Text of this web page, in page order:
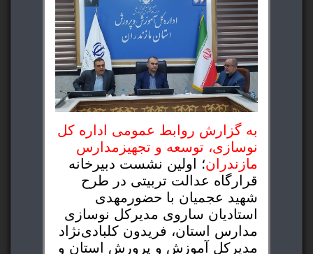
به گزارش روابط عمومی اداره کل
نوسازی، توسعه و تجهیزمدارس
مازندران؛ اولین نشست دبیرخانه
قرارگاه عدالت تربیتی در طرح
شهید عجمیان با حضورمهدی
استادیان ساروی مدیرکل نوسازی
مدارس استان، فریدون کلبادی‌نژاد
مدیرکل آموزش و پرورش استان و